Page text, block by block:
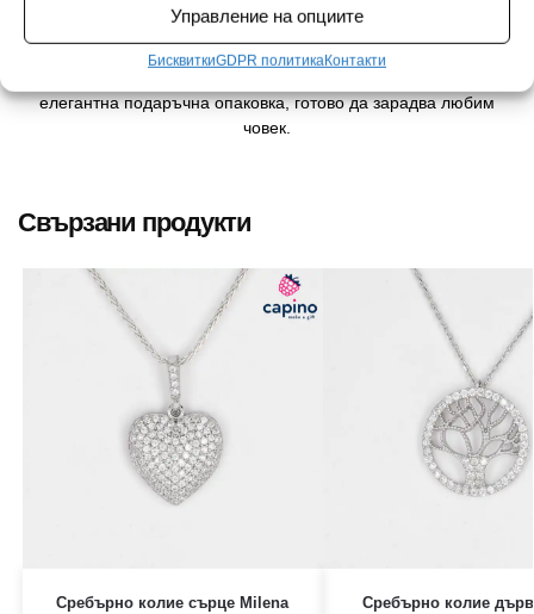
Управление на опциите
БисквиткиGDPR политикаКонтакти
елегантна подаръчна опаковка, готово да зарадва любим
човек.
Свързани продукти
Сребърно колие сърце Milena
Сребърно колие